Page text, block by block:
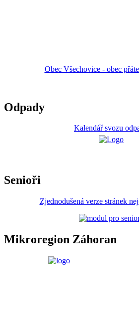
Obec Všechovice - obec
Odpady
Kalendář svozu
Senioři
Zjednodušená verze stránek
Mikroregion Záhoran